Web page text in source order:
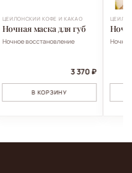
ЦЕЙЛОНСКИЙ КОФЕ И КАКАО
Ночная маска для губ
Ночное восстановление
3 370 ₽
В КОРЗИНУ